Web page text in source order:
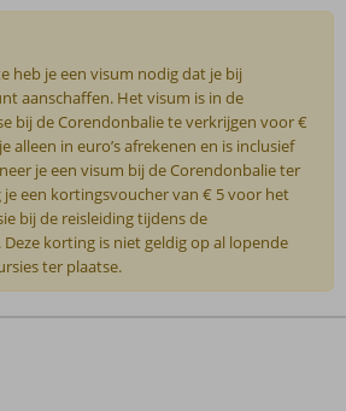
heb je een visum nodig dat je bij
aanschaffen. Het visum is in de
bij de Corendonbalie te verkrijgen voor €
alleen in euro’s afrekenen en is inclusief
je een visum bij de Corendonbalie ter
je een kortingsvoucher van € 5 voor het
bij de reisleiding tijdens de
korting is niet geldig op al lopende
ter plaatse.